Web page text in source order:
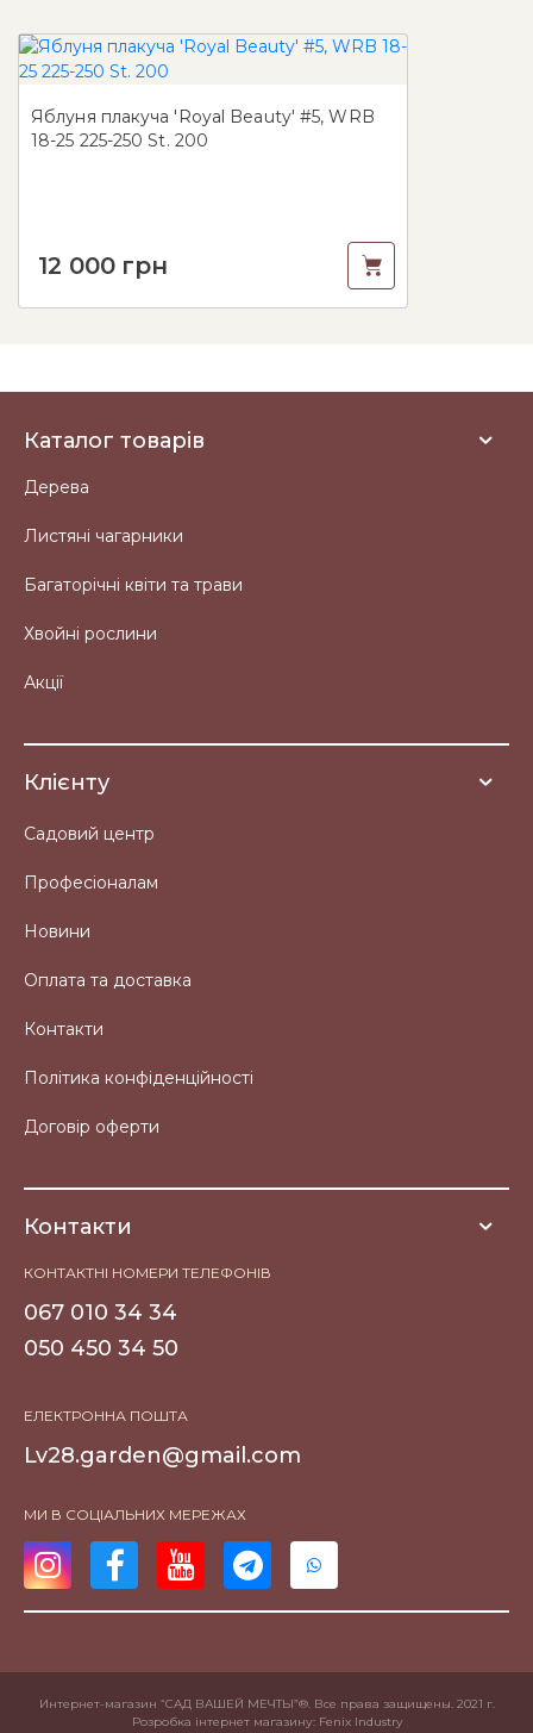
Яблуня плакуча 'Royal Beauty' #5, WRB
18-25 225-250 St. 200
12 000 грн
Каталог товарів
Дерева
Листяні чагарники
Багаторічні квіти та трави
Хвойні рослини
Акції
Клієнту
Садовий центр
Професіоналам
Новини
Оплата та доставка
Контакти
Політика конфіденційності
Договір оферти
Контакти
КОНТАКТНІ НОМЕРИ ТЕЛЕФОНІВ
067 010 34 34
050 450 34 50
ЕЛЕКТРОННА ПОШТА
Lv28.garden@gmail.com
МИ В СОЦІАЛЬНИХ МЕРЕЖАХ
Интернет-магазин “САД ВАШЕЙ МЕЧТЫ”®. Все права защищены. 2021 г.
Розробка інтернет магазину: Fenix Industry